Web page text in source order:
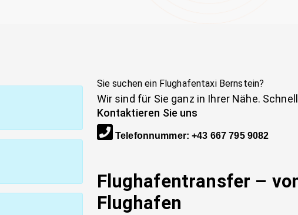
Sie suchen ein Flughafentaxi Bernstein?
Wir sind für Sie ganz in Ihrer Nähe.
Kontaktieren Sie uns
Telefonnummer:+43 667 795 9082
Flughafentransfer –
Flughafen